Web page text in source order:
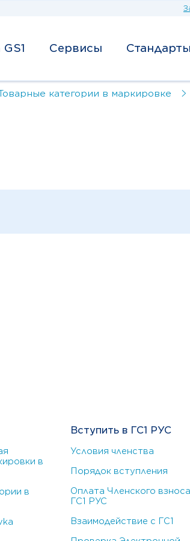
Сервисы Стандарты
категории в маркировке
в
в
Вступить в ГС1 РУС
Условия членства
Порядок вступления
Оплата Членского взноса
ГС1 РУС
Взаимодействие с ГС1